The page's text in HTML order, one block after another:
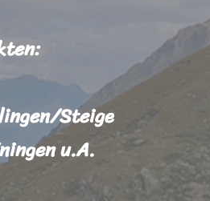
Steige
u.A.